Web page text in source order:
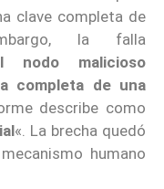
clave completa de
la falla
nodo malicioso
completa de una
describe como
«. La brecha quedó
humano